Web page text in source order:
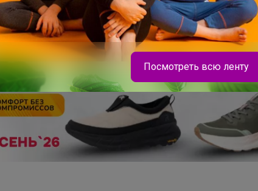
Брюнетка
для мальчика для физкультуры
Посмотреть всю ленту